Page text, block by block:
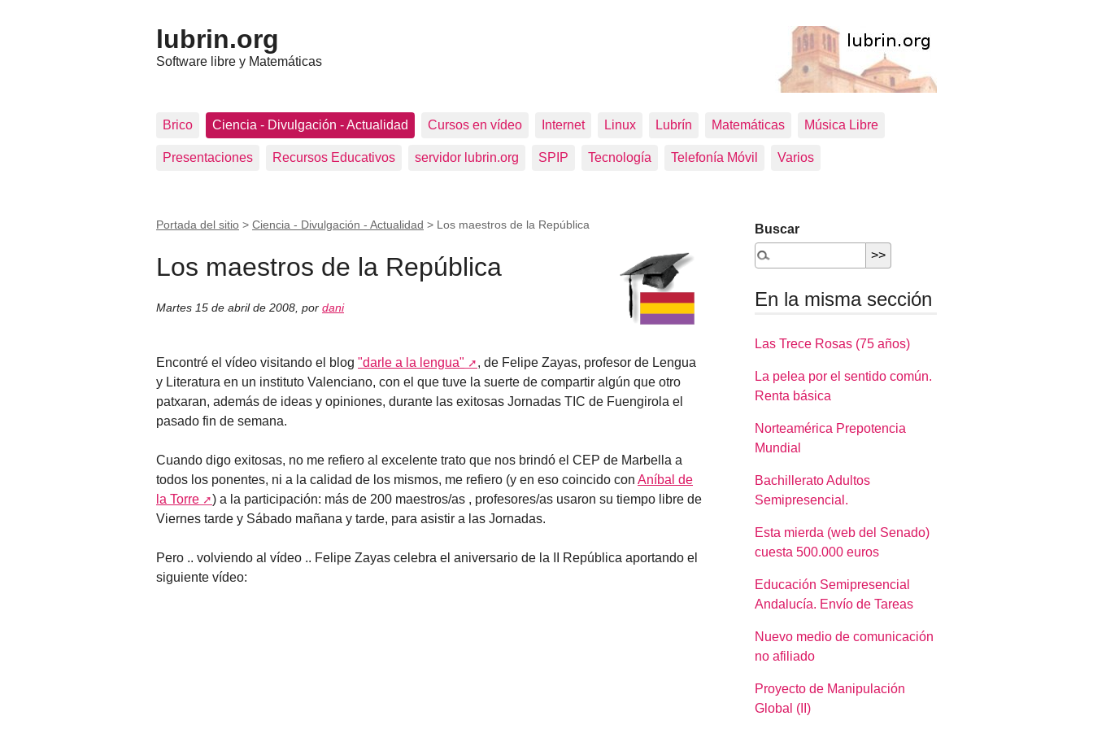
lubrin.org
Software libre y Matemáticas
Brico Ciencia - Divulgación - Actualidad Cursos en vídeo Internet Linux Lubrín Matemáticas Música Libre
Presentaciones Recursos Educativos servidor lubrin.org SPIP Tecnología Telefonía Móvil Varios
Portada del sitio > Ciencia - Divulgación - Actualidad > Los maestros de la República
Los maestros de la República
Martes 15 de abril de 2008 por dani
Encontré el vídeo visitando el blog "darle a la lengua"
, de Felipe Zayas, profesor de Lengua
y Literatura en un instituto Valenciano, con el que tuve la suerte de compartir algún que otro
patxaran, además de ideas y opiniones, durante las exitosas Jornadas TIC de Fuengirola el
pasado fin de semana.
Cuando digo exitosas, no me refiero al excelente trato que nos brindó el CEP de Marbella a
todos los ponentes, ni a la calidad de los mismos, me refiero (y en eso coincido con Aníbal de
la Torre
) a la participación: más de 200 maestros/as , profesores/as usaron su tiempo libre de
Viernes tarde y Sábado mañana y tarde, para asistir a las Jornadas.
Pero .. volviendo al vídeo .. Felipe Zayas celebra el aniversario de la II República aportando el
siguiente vídeo:
Buscar
En la misma sección
Las Trece Rosas (75 años)
La pelea por el sentido común.
Renta básica
Norteamérica Prepotencia
Mundial
Bachillerato Adultos
Semipresencial.
Esta mierda (web del Senado)
cuesta 500.000 euros
Educación Semipresencial
Andalucía. Envío de Tareas
Nuevo medio de comunicación
no afiliado
Proyecto de Manipulación
Global (II)